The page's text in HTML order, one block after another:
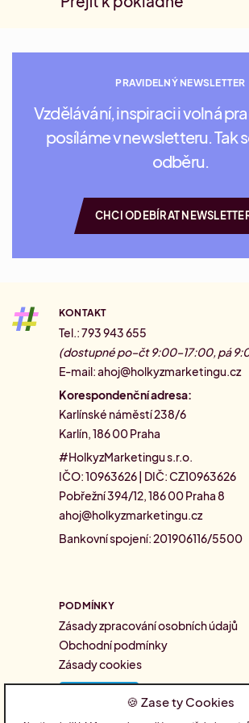
Zase ty Cookies
PRAVIDELNÝ NEWSLETTER
Vzdělávání, inspiraci i volná
posíláme v newsletteru. Tak
odběru.
CHCI ODEBÍRAT
KONTAKT
Tel.: 793 943 655
(dostupné po–čt 9:00–17:00, pá
E-mail:ahoj@holkyzmarketingu.cz
Korespondenční adresa:
Karlínské náměstí 238/6
Karlín, 186 00 Praha
#HolkyzMarketingu s.r.o.
IČO: 10963626 | DIČ: CZ10963626
Pobřežní 394/12, 186 00 Praha 8
ahoj@holkyzmarketingu.cz
Bankovní spojení: 201906116/5500
PODMÍNKY
Zásady zpracování osobních údajů
Obchodní podmínky
Zásady cookies